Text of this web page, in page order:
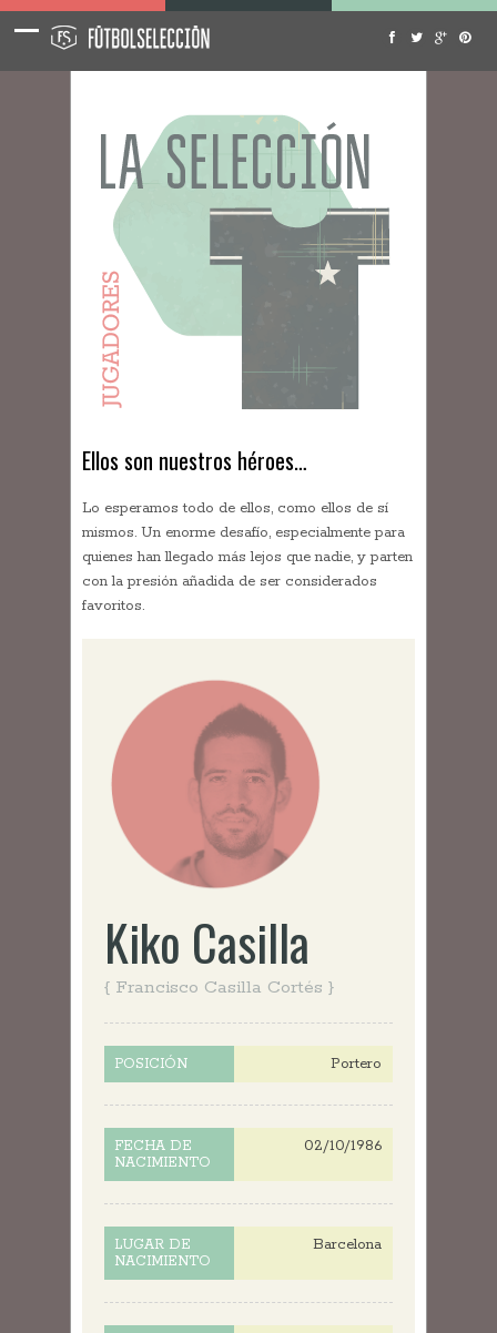
Ellos son nuestros héroes…
Lo esperamos todo de ellos, como ellos de sí
mismos. Un enorme desafío, especialmente para
quienes han llegado más lejos que nadie, y parten
con la presión añadida de ser considerados
favoritos.
Kiko Casilla
{ Francisco Casilla Cortés }
POSICIÓN Portero
FECHA DE
NACIMIENTO
02/10/1986
LUGAR DE
NACIMIENTO
Barcelona